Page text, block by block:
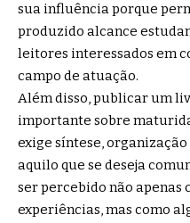
sua influência porque
produzido alcance
leitores interessados em
campo de atuação.
Além disso, publicar um
importante sobre
exige síntese,
aquilo que se deseja
ser percebido não
experiências, mas como